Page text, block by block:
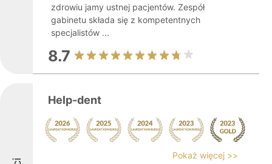
zdrowiu jamy ustnej pacjentów. Zespół
gabinetu składa się z kompetentnych
specjalistów ...
8.7
Help-dent
Pokaż więcej >>